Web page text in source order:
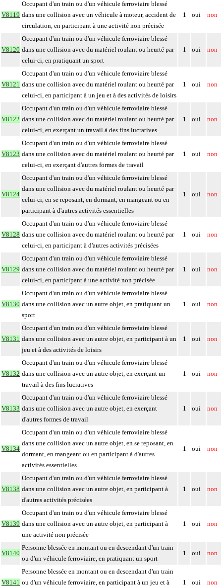
V8119
Occupant d'un train ou d'un véhicule ferroviaire blessé
dans une collision avec un véhicule à moteur, accident de
circulation, en participant à une activité non précisée
1 oui non
V8120
Occupant d'un train ou d'un véhicule ferroviaire blessé
dans une collision avec du matériel roulant ou heurté par
celui-ci, en pratiquant un sport
1 oui non
V8121
Occupant d'un train ou d'un véhicule ferroviaire blessé
dans une collision avec du matériel roulant ou heurté par
celui-ci, en participant à un jeu et à des activités de loisirs
1 oui non
V8122
Occupant d'un train ou d'un véhicule ferroviaire blessé
dans une collision avec du matériel roulant ou heurté par
celui-ci, en exerçant un travail à des fins lucratives
1 oui non
V8123
Occupant d'un train ou d'un véhicule ferroviaire blessé
dans une collision avec du matériel roulant ou heurté par
celui-ci, en exerçant d'autres formes de travail
1 oui non
V8124
Occupant d'un train ou d'un véhicule ferroviaire blessé
dans une collision avec du matériel roulant ou heurté par
celui-ci, en se reposant, en dormant, en mangeant ou en
participant à d'autres activités essentielles
1 oui non
V8128
Occupant d'un train ou d'un véhicule ferroviaire blessé
dans une collision avec du matériel roulant ou heurté par
celui-ci, en participant à d'autres activités précisées
1 oui non
V8129
Occupant d'un train ou d'un véhicule ferroviaire blessé
dans une collision avec du matériel roulant ou heurté par
celui-ci, en participant à une activité non précisée
1 oui non
V8130
Occupant d'un train ou d'un véhicule ferroviaire blessé
dans une collision avec un autre objet, en pratiquant un
sport
1 oui non
V8131
Occupant d'un train ou d'un véhicule ferroviaire blessé
dans une collision avec un autre objet, en participant à un
jeu et à des activités de loisirs
1 oui non
V8132
Occupant d'un train ou d'un véhicule ferroviaire blessé
dans une collision avec un autre objet, en exerçant un
travail à des fins lucratives
1 oui non
V8133
Occupant d'un train ou d'un véhicule ferroviaire blessé
dans une collision avec un autre objet, en exerçant
d'autres formes de travail
1 oui non
V8134
Occupant d'un train ou d'un véhicule ferroviaire blessé
dans une collision avec un autre objet, en se reposant, en
dormant, en mangeant ou en participant à d'autres
activités essentielles
1 oui non
V8138
Occupant d'un train ou d'un véhicule ferroviaire blessé
dans une collision avec un autre objet, en participant à
d'autres activités précisées
1 oui non
V8139
Occupant d'un train ou d'un véhicule ferroviaire blessé
dans une collision avec un autre objet, en participant à
une activité non précisée
1 oui non
V8140
Personne blessée en montant ou en descendant d'un train
ou d'un véhicule ferroviaire, en pratiquant un sport
1 oui non
V8141
Personne blessée en montant ou en descendant d'un train
ou d'un véhicule ferroviaire, en participant à un jeu et à
1 oui non